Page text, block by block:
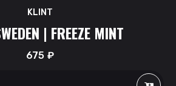
KLINT
| FREEZE MINT
675₽